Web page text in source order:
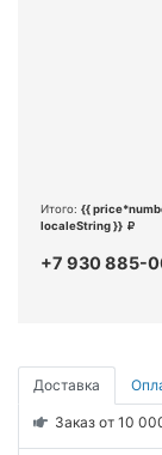
Итого: {{
localeString }}
+7 930 885-
Доставка
Заказ от 10